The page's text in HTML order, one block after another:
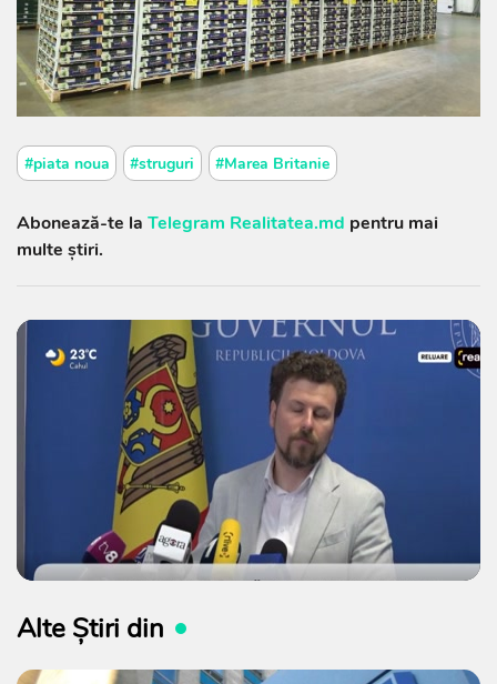
#piata noua #struguri #Marea Britanie
Abonează-te la Telegram Realitatea.md pentru mai
multe știri.
Alte Știri din